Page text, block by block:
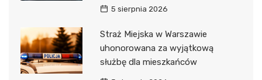
5 sierpnia 2026
Straż Miejska w Warszawie
uhonorowana za wyjątkową
służbę dla mieszkańców